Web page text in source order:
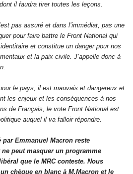
il faudra tirer toutes les leçons.
pas assuré et dans l’immédiat, pas une
pour faire battre le Front National qui
et constitue un danger pour nos
et la paix civile. J’appelle donc à
le pays, il est mauvais et dangereux et
les enjeux et les conséquences à nos
de Français, le vote Front National est
auquel il va falloir répondre.
Emmanuel Macron reste
peut masquer un programme
que le MRC conteste. Nous
chèque en blanc à M.Macron et le